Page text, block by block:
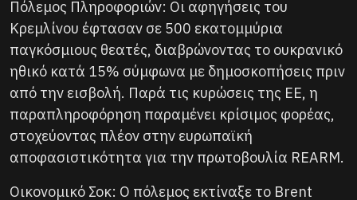
Πόλεμος Πληροφοριών: Οι αφηγήσεις του
Κρεμλίνου έφτασαν σε 500 εκατομμύρια
παγκόσμιους θεατές, διαβρώνοντας το ουκρανικό
ηθικό κατά 15% σύμφωνα με δημοσκοπήσεις πριν
από την εισβολή. Παρά τις κυρώσεις της ΕΕ, η
παραπληροφόρηση παραμένει κρίσιμος φορέας,
στοχεύοντας πλέον στην ευρωπαϊκή
αποφασιστικότητα για την πρωτοβουλία REARM.
Οικονομικό Σοκ: Ο πόλεμος εκτίναξε το Brent